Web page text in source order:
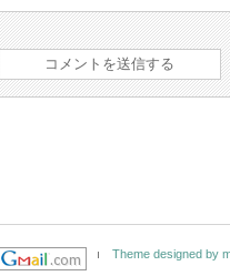
Theme designed by